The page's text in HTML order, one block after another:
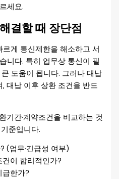
세요.
결할 때 장단점
게 통신제한을 해소하고 서
니다. 특히 업무상 통신이 필
도움이 됩니다. 그러나 대납
대납 이후 상환 조건을 반드
기간·계약조건을 비교하는 것
준입니다.
(업무·긴급성 여부)
이 합리적인가?
급한가?